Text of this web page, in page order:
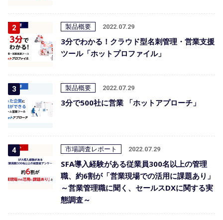
製品概要 2022.07.29
3分でわかる！クラウド型名刺管理・営業支援
ツール「ホットプロファイル」
製品概要 2022.07.29
3分で500社に営業 「ホットアプローチ」
市場調査レポート 2022.07.29
SFA導入経験がある従業員300名以上の管理
職、約6割が「営業現場での活用に課題あり」
～営業管理職に聞く、セールスDXに関する実
態調査～